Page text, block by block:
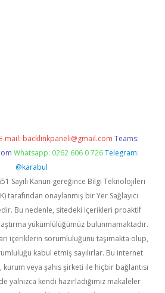
E-mail: backlinkpaneli@gmail.com Teams:
Whatsapp: 0262 606 0 726 Telegram:
@karabul
Sayılı Kanun gereğince Bilgi Teknolojileri
tarafından onaylanmış bir Yer Sağlayıcı
Bu nedenle, sitedeki içerikleri proaktif
yükümlülüğümüz bulunmamaktadır.
içeriklerin sorumluluğunu taşımakta olup,
kabul etmiş sayılırlar. Bu internet
veya şahıs şirketi ile hiçbir bağlantısı
yalnızca kendi hazırladığımız makaleler